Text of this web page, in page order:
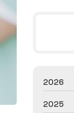
2026
2025